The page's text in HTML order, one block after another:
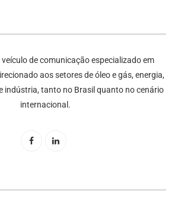
de comunicação especializado em
aos setores de óleo e gás, energia,
indústria, tanto no Brasil quanto no cenário
internacional.